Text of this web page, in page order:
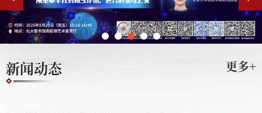
新闻动态 更多+